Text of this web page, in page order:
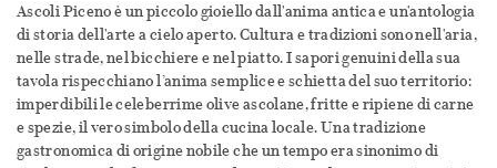
Ascoli Piceno è un piccolo gioiello dall'anima antica e un'antologia
di storia dell'arte a cielo aperto. Cultura e tradizioni sono nell'aria,
nelle strade, nel bicchiere e nel piatto. I sapori genuini della sua
tavola rispecchiano l’anima semplice e schietta del suo territorio:
imperdibili le celeberrime olive ascolane, fritte e ripiene di carne
e spezie, il vero simbolo della cucina locale. Una tradizione
gastronomica di origine nobile che un tempo era sinonimo di